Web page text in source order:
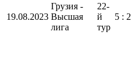
19.08.2023
Грузия -
Высшая
лига
22-
й
тур
5 : 2